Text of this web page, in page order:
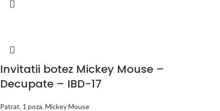
Invitatii botez Mickey Mouse –
Decupate – IBD-17
Patrat, 1 poza, Mickey Mouse